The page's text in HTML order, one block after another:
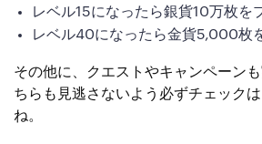
レベル15になったら銀貨10万枚を
レベル40になったら金貨5,000枚
その他に、クエストやキャンペーン
ちらも見逃さないよう必ずチェック
ね。